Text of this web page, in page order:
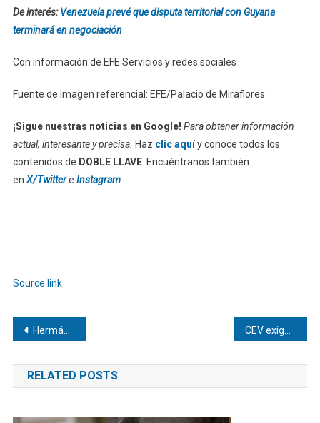
De interés:Venezuela prevé que disputa territorial con Guyana
terminará en negociación
Con información de EFE Servicios y redes sociales
Fuente de imagen referencial: EFE/Palacio de Miraflores
¡Sigue nuestras noticias en Google! Para obtener información
actual, interesante y precisa. Haz clic aquíy conoce todos los
contenidos de DOBLE LLAVE. Encuéntranos también
en X/Twittere Instagram
Source link
Navegación
de
entradas
Hermán Pocaterra | Turismo de bienestar: El viaje hacia la renovación personal
RELATED POSTS